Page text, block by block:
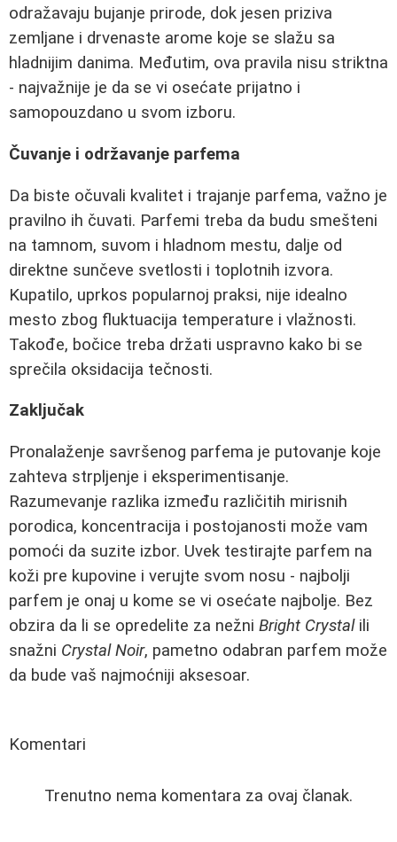
odražavaju bujanje prirode, dok jesen priziva
zemljane i drvenaste arome koje se slažu sa
hladnijim danima. Međutim, ova pravila nisu striktna
- najvažnije je da se vi osećate prijatno i
samopouzdano u svom izboru.
Čuvanje i održavanje parfema
Da biste očuvali kvalitet i trajanje parfema, važno je
pravilno ih čuvati. Parfemi treba da budu smešteni
na tamnom, suvom i hladnom mestu, dalje od
direktne sunčeve svetlosti i toplotnih izvora.
Kupatilo, uprkos popularnoj praksi, nije idealno
mesto zbog fluktuacija temperature i vlažnosti.
Takođe, bočice treba držati uspravno kako bi se
sprečila oksidacija tečnosti.
Zaključak
Pronalaženje savršenog parfema je putovanje koje
zahteva strpljenje i eksperimentisanje.
Razumevanje razlika između različitih mirisnih
porodica, koncentracija i postojanosti može vam
pomoći da suzite izbor. Uvek testirajte parfem na
koži pre kupovine i verujte svom nosu - najbolji
parfem je onaj u kome se vi osećate najbolje. Bez
obzira da li se opredelite za nežni Bright Crystalili
snažni Crystal Noir, pametno odabran parfem može
da bude vaš najmoćniji aksesoar.
Komentari
Trenutno nema komentara za ovaj članak.